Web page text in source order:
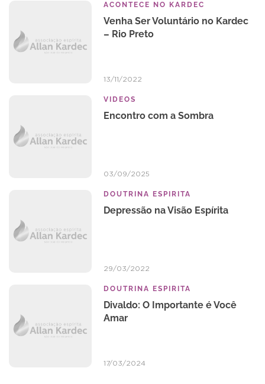
ACONTECE NO KARDEC
Venha Ser Voluntário no Kardec
– Rio Preto
13/11/2022
VIDEOS
Encontro com a Sombra
03/09/2025
DOUTRINA ESPIRITA
Depressão na Visão Espírita
29/03/2022
DOUTRINA ESPIRITA
Divaldo: O Importante é Você
Amar
17/03/2024